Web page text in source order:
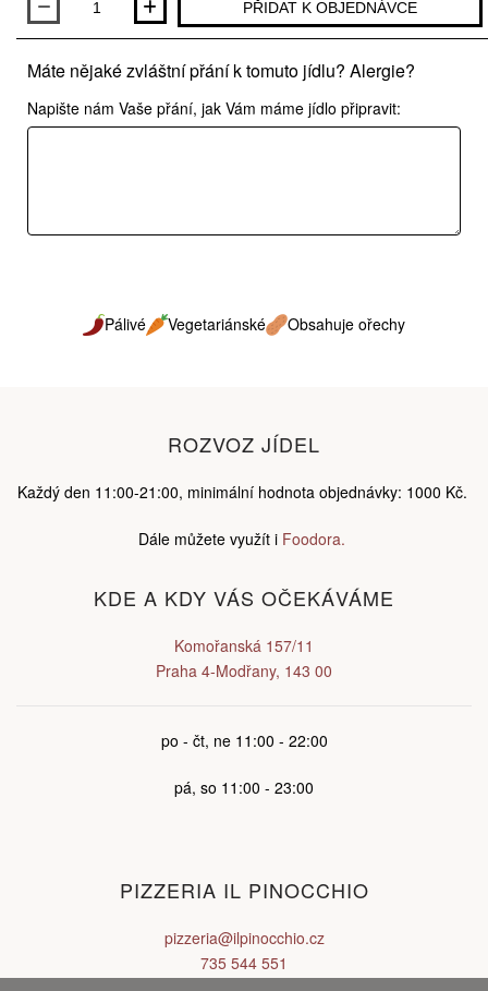
PŘIDAT K OBJEDNÁVCE
Máte nějaké zvláštní přání k tomuto jídlu? Alergie?
Napište nám Vaše přání, jak Vám máme jídlo připravit:
Pálivé Vegetariánské Obsahuje ořechy
KDE A KDY VÁS OČEKÁVÁME
Komořanská 157/11
Praha 4-Modřany, 143 00
po - čt, ne 11:00 - 22:00
pá, so 11:00 - 23:00
ROZVOZ JÍDEL
Každý den 11:00-21:00, minimální hodnota objednávky: 1000 Kč.
Dále můžete využít i Foodora.
PIZZERIA IL PINOCCHIO
pizzeria@ilpinocchio.cz
735 544 551